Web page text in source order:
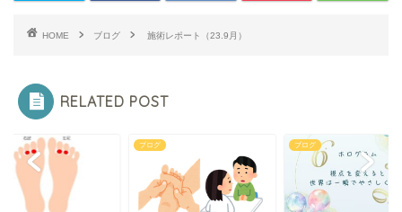
HOME ブログ 施術レポート（23.9月）
RELATED POST
ブログ ブログ